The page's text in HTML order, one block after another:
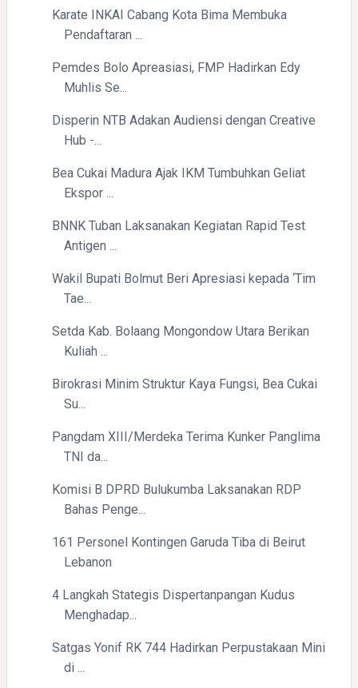
Karate INKAI Cabang Kota Bima Membuka
Pendaftaran ...
Pemdes Bolo Apreasiasi, FMP Hadirkan Edy
Muhlis Se...
Disperin NTB Adakan Audiensi dengan Creative
Hub -...
Bea Cukai Madura Ajak IKM Tumbuhkan Geliat
Ekspor ...
BNNK Tuban Laksanakan Kegiatan Rapid Test
Antigen ...
Wakil Bupati Bolmut Beri Apresiasi kepada ‘Tim
Tae...
Setda Kab. Bolaang Mongondow Utara Berikan
Kuliah ...
Birokrasi Minim Struktur Kaya Fungsi, Bea Cukai
Su...
Pangdam XIII/Merdeka Terima Kunker Panglima
TNI da...
Komisi B DPRD Bulukumba Laksanakan RDP
Bahas Penge...
161 Personel Kontingen Garuda Tiba di Beirut
Lebanon
4 Langkah Stategis Dispertanpangan Kudus
Menghadap...
Satgas Yonif RK 744 Hadirkan Perpustakaan Mini
di ...